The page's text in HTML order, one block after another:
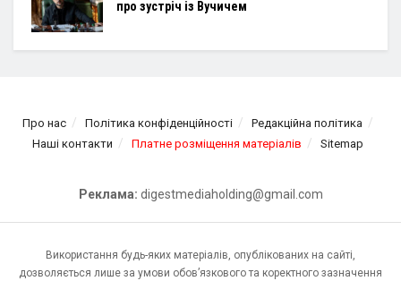
про зустріч із Вучичем
Про нас Політика конфіденційності
Редакційна політика
Наші контакти
Платне розміщення матеріалів Sitemap
Реклама: digestmediaholding@gmail.com
Використання будь-яких матеріалів, опублікованих на сайті,
дозволяється лише за умови обов’язкового та коректного зазначення